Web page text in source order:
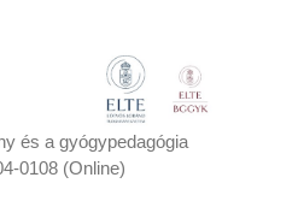
és a gyógypedagógia
0108 (Online)